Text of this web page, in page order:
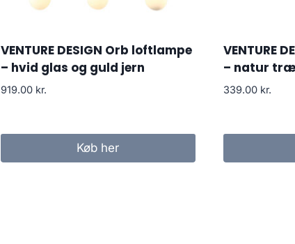
VENTURE DESIGN Orb loftlampe
– hvid glas og guld jern
919.00 kr.
Køb her
VENTURE
– natur
339.00 kr.